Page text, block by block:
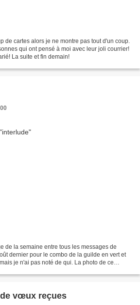
de cartes alors je ne montre pas tout d'un coup.
qui ont pensé à moi avec leur joli courrier!
La suite et fin demain!
de la semaine entre tous les messages de
dernier pour le combo de la guilde en vert et
je n'ai pas noté de qui. La photo de ce
vœux reçues